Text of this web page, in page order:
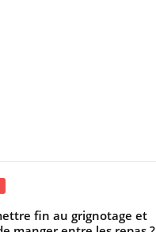
fin au grignotage et